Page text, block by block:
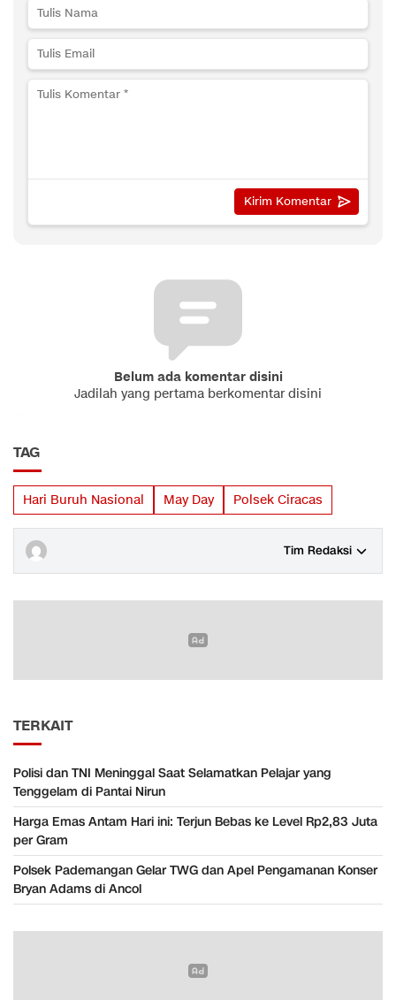
Belum ada komentar disini
Jadilah yang pertama berkomentar disini
TAG
Hari Buruh Nasional May Day Polsek Ciracas
Tim Redaksi
TERKAIT
Polisi dan TNI Meninggal Saat Selamatkan Pelajar yang
Tenggelam di Pantai Nirun
Harga Emas Antam Hari ini: Terjun Bebas ke Level Rp2,83 Juta
per Gram
Polsek Pademangan Gelar TWG dan Apel Pengamanan Konser
Bryan Adams di Ancol